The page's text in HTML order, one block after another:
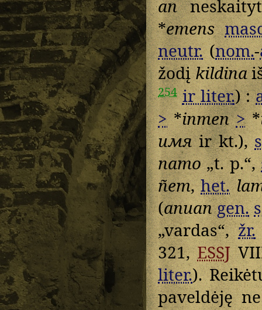
an
*emens
neutr.(nom.-
žodįkildina
254 ir liter.) :
>*inmen >*
имяir kt.),
namo„t. p.“,
ñem,het.
(anuan gen.
„vardas“,žr.
321,ESSJ
liter.).
paveldėję